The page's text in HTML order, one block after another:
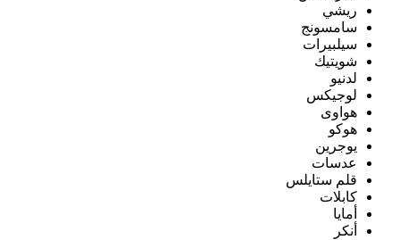
ريشي
سامسونج
سيلبيرات
شويتيك
لدنيو
لوجيكس
هواوى
هوكو
يوجرين
عدسات
قلم ستايلس
كابلات
أمايا
أنكر